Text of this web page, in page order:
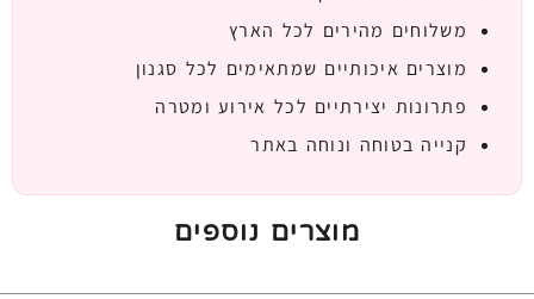
משלוחים מהירים לכל הארץ
מוצרים איכותיים שמתאימים לכל סגנון
פתרונות יצירתיים לכל אירוע ומטרה
קנייה בטוחה ונוחה באתר
מוצרים נוספים